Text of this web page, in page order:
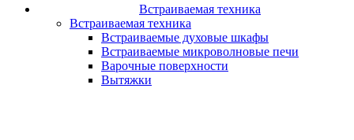
Встраиваемая техника
Встраиваемая техника
Встраиваемые духовые шкафы​
Встраиваемые микроволновые печи​
Варочные поверхности​
Вытяжки